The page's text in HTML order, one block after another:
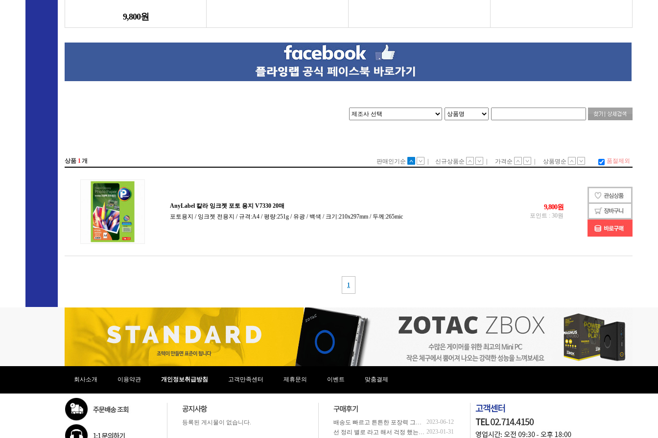
9,800원
회사소개 이용약관 개인정보취급방침 고객만족센터 제휴문의 이벤트 맞춤결제
등록된 게시물이 없습니다. 배송도 빠르고 튼튼한 포장력 그리고 주말에도 문의사항을 완벽하게 해결해주셨어요
2023-06-12
선 정리 별로 라고 해서 걱정 했는데 완전 잘 되서 왔고 전화 해주셔서 추가 부품들도 그냥 다 조립 해주시고 배송도 하루만에 왔음. 진짜 다음에 살 때도 여기서 사야겠다고 다짐함 2023-01-31